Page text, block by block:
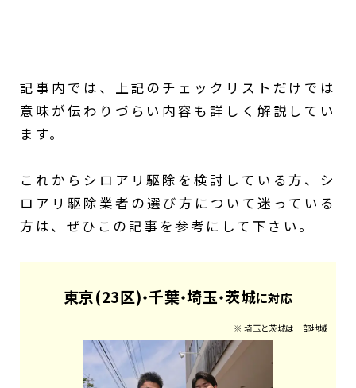
記事内では、上記のチェックリストだけでは
意味が伝わりづらい内容も詳しく解説してい
ます。
これからシロアリ駆除を検討している方、シ
ロアリ駆除業者の選び方について迷っている
方は、ぜひこの記事を参考にして下さい。
東京(23区)・千葉・埼玉・茨城に対応
※ 埼玉と茨城は一部地域